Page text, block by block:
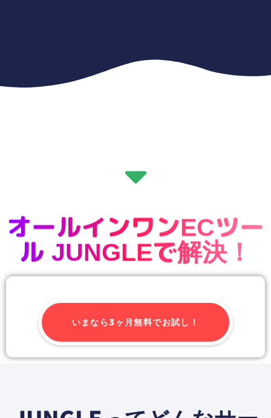
オールインワンECツー
ル JUNGLEで解決！
いまなら3ヶ月無料でお試し！